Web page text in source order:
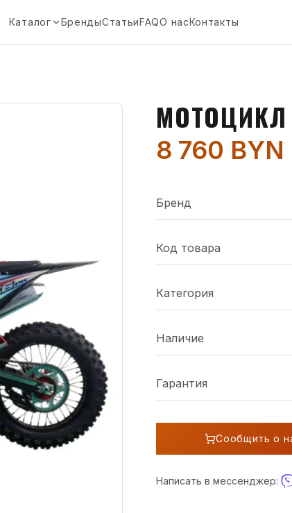
Каталог БрендыСтатьиFAQО насКонтакты
МОТОЦИКЛ
8 760 BYN
Бренд
Код товара
Категория
Наличие
Гарантия
Сообщить о
Написать в мессенджер: